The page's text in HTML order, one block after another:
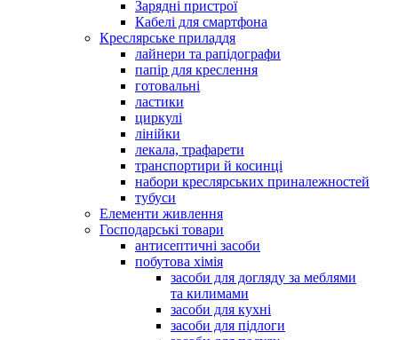
Зарядні пристрої
Кабелі для смартфона
Креслярське приладдя
лайнери та рапідографи
папір для креслення
готовальні
ластики
циркулі
лінійки
лекала, трафарети
транспортири й косинці
набори креслярських приналежностей
тубуси
Елементи живлення
Господарські товари
антисептичні засоби
побутова хімія
засоби для догляду за меблями
та килимами
засоби для кухні
засоби для підлоги